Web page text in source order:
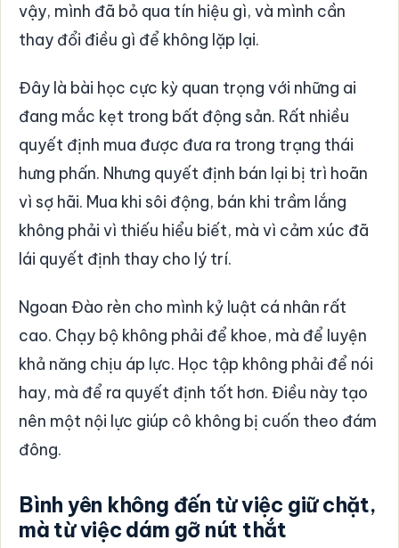
vậy, mình đã bỏ qua tín hiệu gì, và mình cần
thay đổi điều gì để không lặp lại.
Đây là bài học cực kỳ quan trọng với những ai
đang mắc kẹt trong bất động sản. Rất nhiều
quyết định mua được đưa ra trong trạng thái
hưng phấn. Nhưng quyết định bán lại bị trì hoãn
vì sợ hãi. Mua khi sôi động, bán khi trầm lắng
không phải vì thiếu hiểu biết, mà vì cảm xúc đã
lái quyết định thay cho lý trí.
Ngoan Đào rèn cho mình kỷ luật cá nhân rất
cao. Chạy bộ không phải để khoe, mà để luyện
khả năng chịu áp lực. Học tập không phải để nói
hay, mà để ra quyết định tốt hơn. Điều này tạo
nên một nội lực giúp cô không bị cuốn theo đám
đông.
Bình yên không đến từ việc giữ chặt,
mà từ việc dám gỡ nút thắt